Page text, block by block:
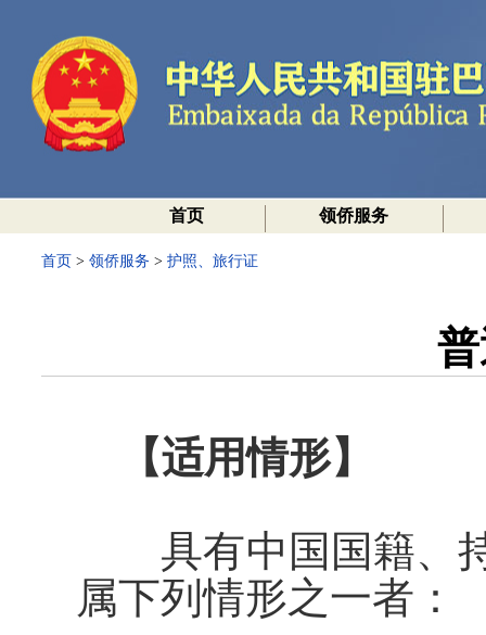
首页 领侨服务
首页 > 领侨服务 > 护照、旅行证
【适用情形】
具有中国国籍、持
属下列情形之一者：